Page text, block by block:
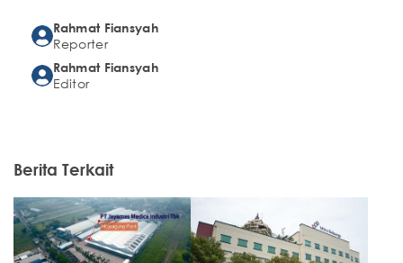
Rahmat Fiansyah
Reporter
Rahmat Fiansyah
Editor
Berita Terkait